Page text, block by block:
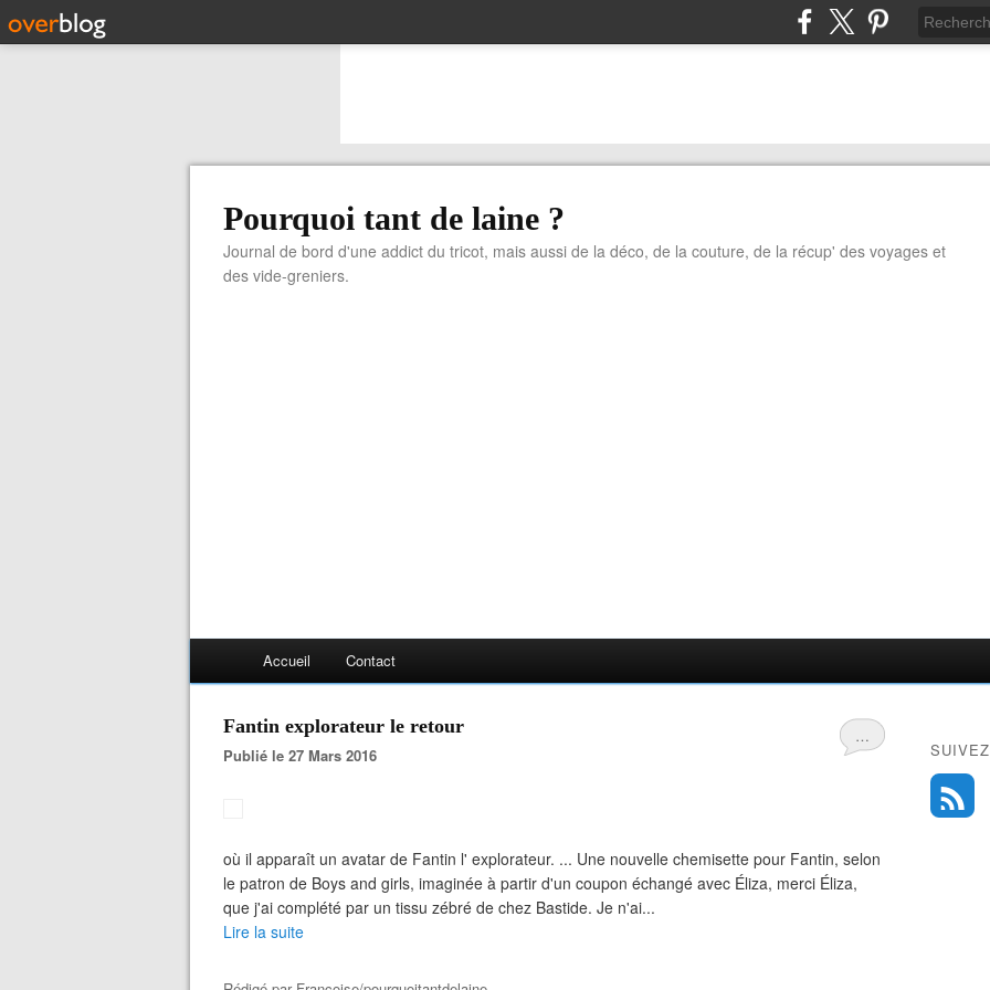
Pourquoi tant de laine ?
Journal de bord d'une addict du tricot, mais aussi de la déco, de la couture, de la récup' des voyages et
des vide-greniers.
Accueil Contact
…
Fantin explorateur le retour
Publié le 27 Mars 2016
où il apparaît un avatar de Fantin l' explorateur. ... Une nouvelle chemisette pour Fantin, selon
le patron de Boys and girls, imaginée à partir d'un coupon échangé avec Éliza, merci Éliza,
que j'ai complété par un tissu zébré de chez Bastide. Je n'ai...
Lire la suite